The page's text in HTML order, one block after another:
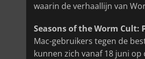
waarin de verhaallijn van
Seasons of the Worm Cult:
Mac-gebruikers tegen de
kunnen zich vanaf 18 juni